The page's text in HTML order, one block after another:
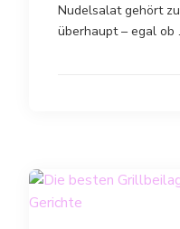
Nudelsalat gehört
überhaupt – egal ob